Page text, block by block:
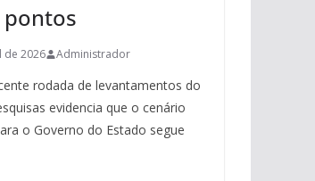
pontos
de 2026 Administrador
rodada de levantamentos do
evidencia que o cenário
o Governo do Estado segue